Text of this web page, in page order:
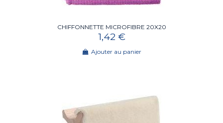
CHIFFONNETTE MICROFIBRE 20X20
1,42 €
Ajouter au panier